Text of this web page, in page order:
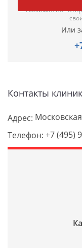
Нажимая на
Или
Контакты
Адрес:
Телефон: +7 (495)